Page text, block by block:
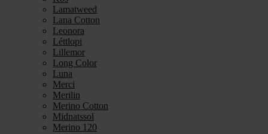
Lamatweed
Lana Cotton
Leonora
Léttlopi
Lillemor
Long Color
Luna
Merci
Merilin
Merino Cotton
Midnatssol
Merino 120